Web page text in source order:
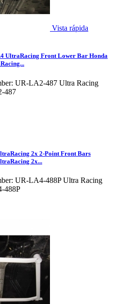
Vista rápida
UltraRacing Front Lower Bar Honda
UR-LA2-487 Ultra Racing
487
2x 2-Point Front Bars
2x...
UR-LA4-488P Ultra Racing
488P